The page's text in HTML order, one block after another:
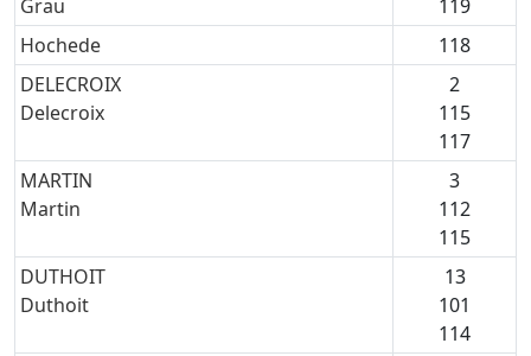
Grau
119
Hochede
118
DELECROIX
Delecroix
2
115
117
MARTIN
Martin
3
112
115
DUTHOIT
Duthoit
13
101
114